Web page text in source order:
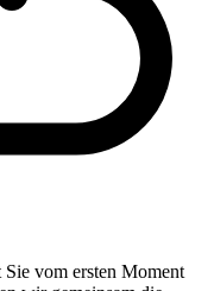
Sie vom ersten Moment